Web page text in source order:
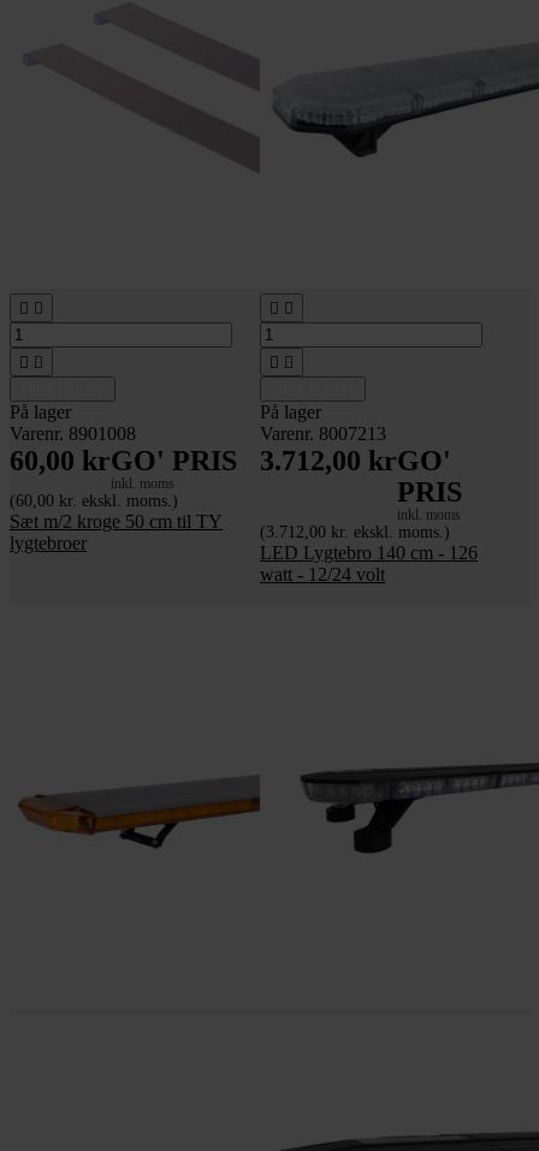
 
 
På lager
Varenr. 8901008
60,00 krGO' PRIS
inkl. moms
(60,00 kr. ekskl. moms.)
Sæt m/2 kroge 50 cm til TY
lygtebroer
 
 
På lager
Varenr. 8007213
3.712,00 krGO'
PRIS
inkl. moms
(3.712,00 kr. ekskl. moms.)
LED Lygtebro 140 cm - 126
watt - 12/24 volt